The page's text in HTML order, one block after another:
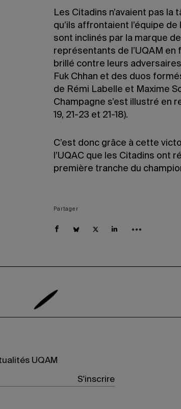
Les Citadins n’avaient pas
qu’ils affrontaient l’équipe
sont inclinés par la marque
représentants de l’UQAM
brillé contre leurs
Fuk Chhan et des duos
de Rémi Labelle et Maxime
Champagne s’est illustré en
19, 21-23 et 21-18).
C’est donc grâce à cette
l’UQAC que les Citadins ont
première tranche du
Partager
UQAM
S'inscrire